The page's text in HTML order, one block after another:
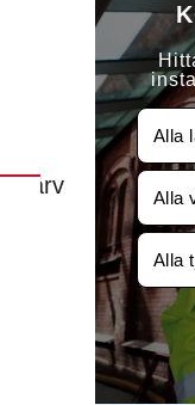
Alla
Alla
Alla